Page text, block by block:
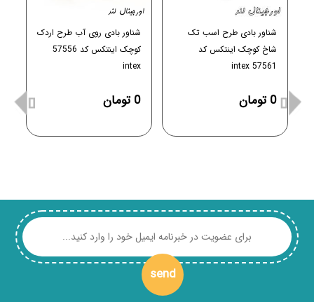
شناور بادی روی آب طرح اردک
کوچک اینتکس کد 57556
0 تومان
شناور بادی طرح اسب تک
شاخ کوچک اینتکس کد
57561 intex
0 تومان
send